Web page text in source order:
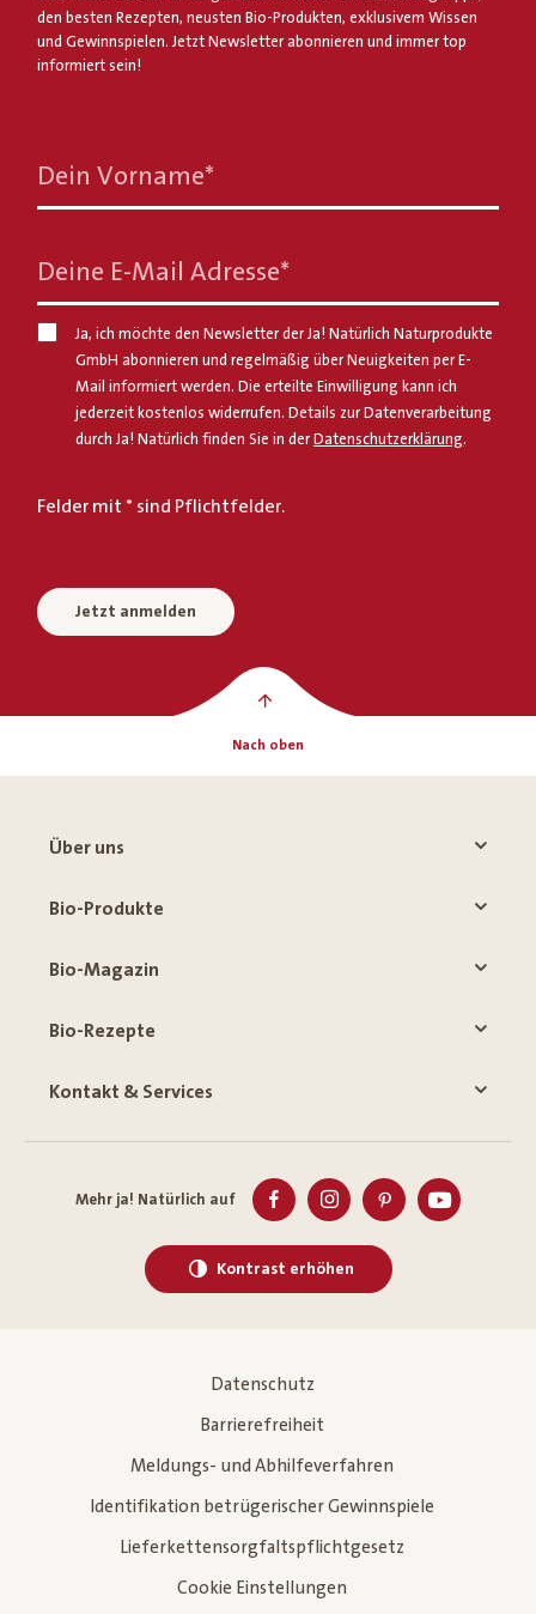
den besten Rezepten, neusten Bio-Produkten, exklusivem Wissen
und Gewinnspielen. Jetzt Newsletter abonnieren und immer top
informiert sein!
Dein Vorname*
Deine E-Mail Adresse*
Ja, ich möchte den Newsletter der Ja! Natürlich Naturprodukte
GmbH abonnieren und regelmäßig über Neuigkeiten per E-
Mail informiert werden. Die erteilte Einwilligung kann ich
jederzeit kostenlos widerrufen. Details zur Datenverarbeitung
durch Ja! Natürlich finden Sie in der Datenschutzerklärung.
Felder mit * sind Pflichtfelder.
Jetzt anmelden
Nach oben
Über uns
Bio-Produkte
Bio-Magazin
Bio-Rezepte
Kontakt & Services
Mehr ja! Natürlich auf
Kontrast erhöhen
Datenschutz
Barrierefreiheit
Meldungs- und Abhilfeverfahren
Identifikation betrügerischer Gewinnspiele
Lieferkettensorgfaltspflichtgesetz
Cookie Einstellungen